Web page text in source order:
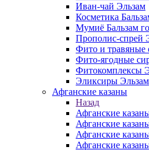
Иван-чай Эльзам
Косметика
Мумиё Бальзам
Прополис-спрей
Фито и травяные
Фито-ягодные
Фитокомплексы
Эликсиры Эльзам
Афганские казаны
Назад
Афганские
Афганские
Афганские
Афганские